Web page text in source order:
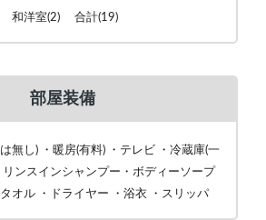
和洋室(2) 合計(19)
部屋装備
無し) ・暖房(有料) ・テレビ ・冷蔵庫(一
ンスインシャンプー・ボディーソープ
オル ・ドライヤー ・浴衣 ・スリッパ